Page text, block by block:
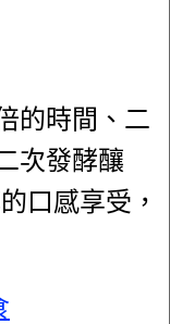
的時間、二
次發酵釀
口感享受，